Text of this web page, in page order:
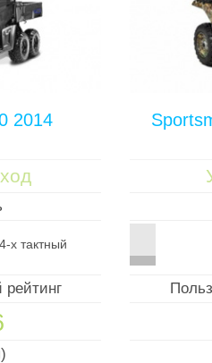
2014
4-х тактный
рейтинг